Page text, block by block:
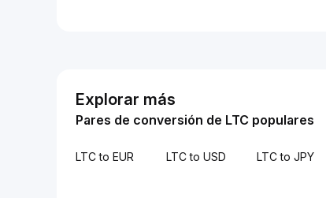
Explorar más
Pares de conversión de LTC populares
LTC to EUR LTC to USD LTC to JPY